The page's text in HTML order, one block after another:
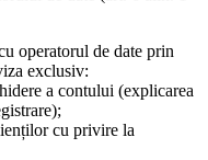
operatorul de date prin
exclusiv:
a contului (explicarea
cu privire la